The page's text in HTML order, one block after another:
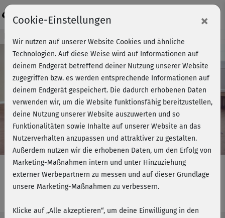
Play
Video
Kursvorschau - Jetzt mitmachen!
Bikinifit 1 - komplett
Cookie-Einstellungen ×
Wir nutzen auf unserer Website Cookies und ähnliche
Technologien. Auf diese Weise wird auf Informationen auf
deinem Endgerät betreffend deiner Nutzung unserer Website
zugegriffen bzw. es werden entsprechende Informationen auf
deinem Endgerät gespeichert. Die dadurch erhobenen Daten
verwenden wir, um die Website funktionsfähig bereitzustellen,
deine Nutzung unserer Website auszuwerten und so
Funktionalitäten sowie Inhalte auf unserer Website an das
Nutzerverhalten anzupassen und attraktiver zu gestalten.
Außerdem nutzen wir die erhobenen Daten, um den Erfolg von
Marketing-Maßnahmen intern und unter Hinzuziehung
externer Werbepartnern zu messen und auf dieser Grundlage
unsere Marketing-Maßnahmen zu verbessern.
Klicke auf „Alle akzeptieren“, um deine Einwilligung in den